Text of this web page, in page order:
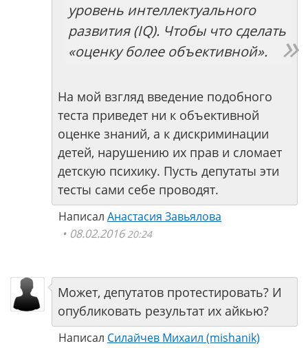
уровень интеллектуального
развития (IQ). Чтобы что сделать
«оценку более объективной».
На мой взгляд введение подобного
теста приведет ни к объективной
оценке знаний, а к дискриминации
детей, нарушению их прав и сломает
детскую психику. Пусть депутаты эти
тесты сами себе проводят.
Написал Анастасия Завьялова
08.02.201620:24
Может, депутатов протестировать? И
опубликовать результат их айкью?
Написал Силайчев Михаил (mishanik)